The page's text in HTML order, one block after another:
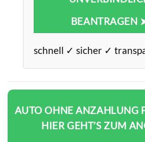
BEANTRAGEN
schnell ✓ sicher ✓
AUTO OHNE ANZAHLUNG
HIER GEHT’S ZUM